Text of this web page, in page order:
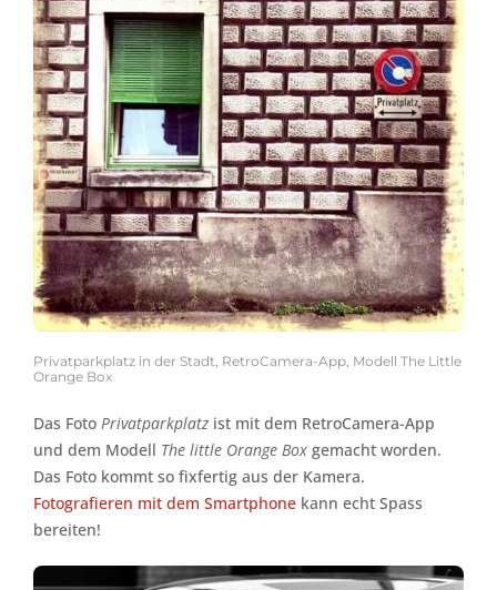
Privatparkplatz in der Stadt, RetroCamera-App, Modell The Little
Orange Box
Das Foto Privatparkplatz ist mit dem RetroCamera-App
und dem Modell The little Orange Box gemacht worden.
Das Foto kommt so fixfertig aus der Kamera.
Fotografieren mit dem Smartphone kann echt Spass
bereiten!